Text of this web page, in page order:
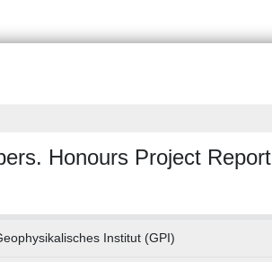
Honours Project Report
Institut (GPI)